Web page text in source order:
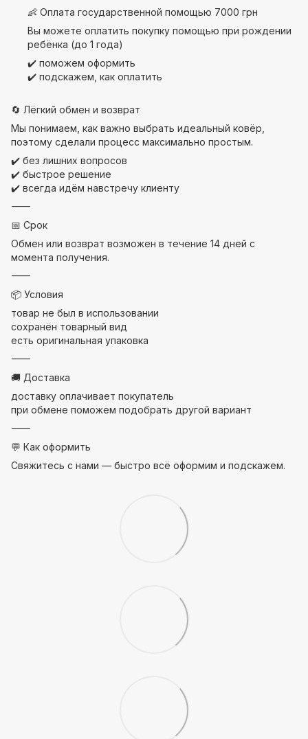
👶 Оплата государственной помощью 7000 грн
Вы можете оплатить покупку помощью при рождении
ребёнка (до 1 года)
✔️ поможем оформить
✔️ подскажем, как оплатить
🔄 Лёгкий обмен и возврат
Мы понимаем, как важно выбрать идеальный ковёр,
поэтому сделали процесс максимально простым.
✔️ без лишних вопросов
✔️ быстрое решение
✔️ всегда идём навстречу клиенту
⸻
📅 Срок
Обмен или возврат возможен в течение 14 дней с
момента получения.
⸻
📦 Условия
товар не был в использовании
сохранён товарный вид
есть оригинальная упаковка
⸻
🚚 Доставка
доставку оплачивает покупатель
при обмене поможем подобрать другой вариант
⸻
💬 Как оформить
Свяжитесь с нами — быстро всё оформим и подскажем.